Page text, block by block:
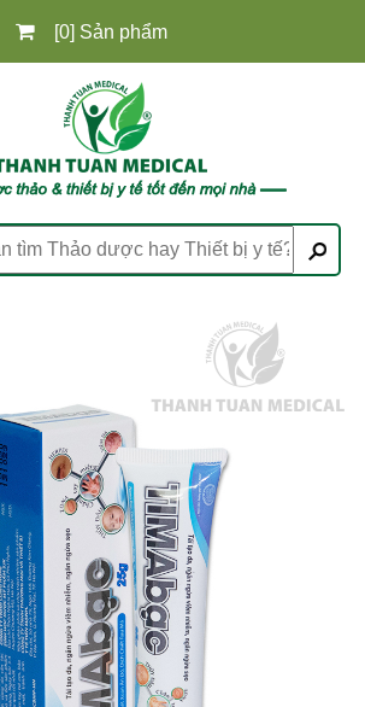
[0] Sản phẩm